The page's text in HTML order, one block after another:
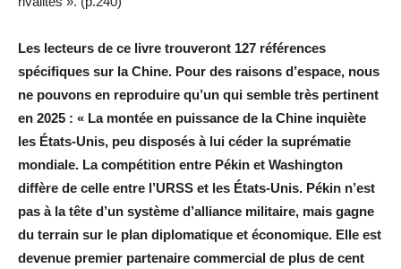
Les lecteurs de ce livre trouveront 127 références
spécifiques sur la Chine. Pour des raisons d’espace, nous
ne pouvons en reproduire qu’un qui semble très pertinent
en 2025 : « La montée en puissance de la Chine inquiète
les États-Unis, peu disposés à lui céder la suprématie
mondiale. La compétition entre Pékin et Washington
diffère de celle entre l’URSS et les États-Unis. Pékin n’est
pas à la tête d’un système d’alliance militaire, mais gagne
du terrain sur le plan diplomatique et économique. Elle est
devenue premier partenaire commercial de plus de cent